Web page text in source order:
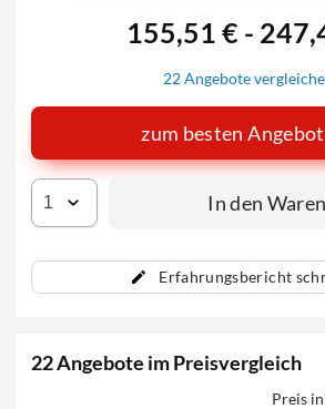
Erfahrungsbericht
155,51 € -
22 Angebote
zum besten Angebot
In den
22 Angebote im Preisvergleich
Preis